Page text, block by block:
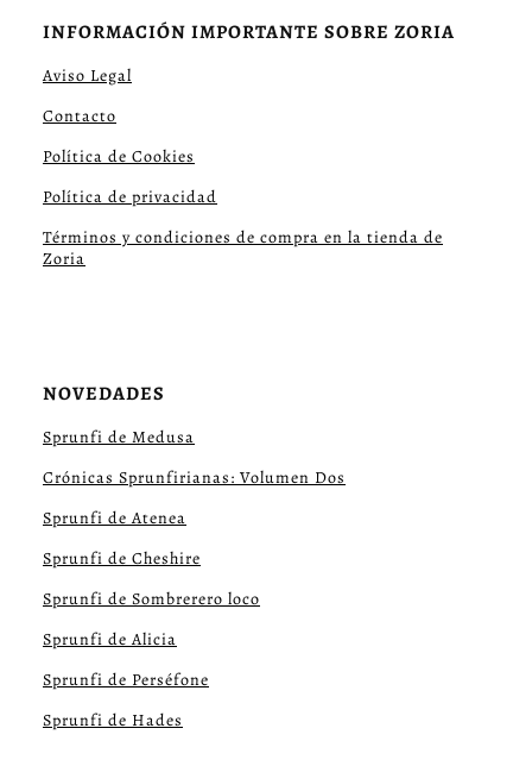
INFORMACIÓN IMPORTANTE SOBRE ZORIA
Aviso Legal
Contacto
Política de Cookies
Política de privacidad
Términos y condiciones de compra en la tienda de
Zoria
NOVEDADES
Sprunfi de Medusa
Crónicas Sprunfirianas: Volumen Dos
Sprunfi de Atenea
Sprunfi de Cheshire
Sprunfi de Sombrerero loco
Sprunfi de Alicia
Sprunfi de Perséfone
Sprunfi de Hades